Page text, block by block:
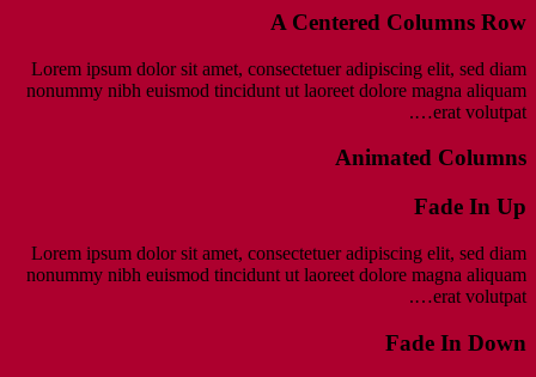
A Centered Columns Row
Lorem ipsum dolor sit amet, consectetuer adipiscing elit, sed diam
nonummy nibh euismod tincidunt ut laoreet dolore magna aliquam
erat volutpat….
Animated Columns
Fade In Up
Lorem ipsum dolor sit amet, consectetuer adipiscing elit, sed diam
nonummy nibh euismod tincidunt ut laoreet dolore magna aliquam
erat volutpat….
Fade In Down